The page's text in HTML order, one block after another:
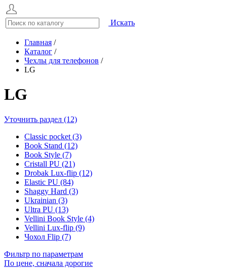
Искать
Главная /
Каталог /
Чехлы для телефонов /
LG
LG
Уточнить раздел (12)
Classic pocket (3)
Book Stand (12)
Book Style (7)
Cristall PU (21)
Drobak Lux-flip (12)
Elastic PU (84)
Shaggy Hard (3)
Ukrainian (3)
Ultra PU (13)
Vellini Book Style (4)
Vellini Lux-flip (9)
Чохол Flip (7)
Фильтр по параметрам
По цене, сначала дорогие